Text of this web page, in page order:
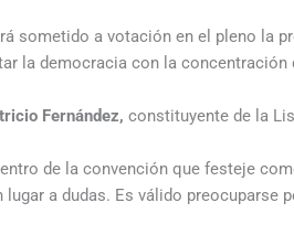
sometido a votación en el pleno la
la democracia con la concentración
Fernández, constituyente de la
de la convención que festeje
a dudas. Es válido preocuparse